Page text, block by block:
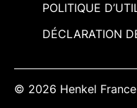
POLITIQUE
DÉCLARATION
© 2026 Henkel